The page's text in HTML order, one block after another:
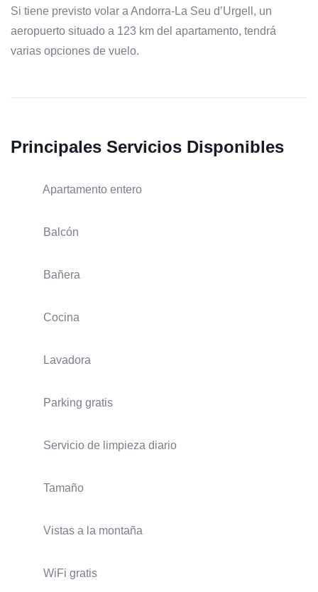
Si tiene previsto volar a Andorra-La Seu d’Urgell, un
aeropuerto situado a 123 km del apartamento, tendrá
varias opciones de vuelo.
Principales Servicios Disponibles
Apartamento entero
Balcón
Bañera
Cocina
Lavadora
Parking gratis
Servicio de limpieza diario
Tamaño
Vistas a la montaña
WiFi gratis